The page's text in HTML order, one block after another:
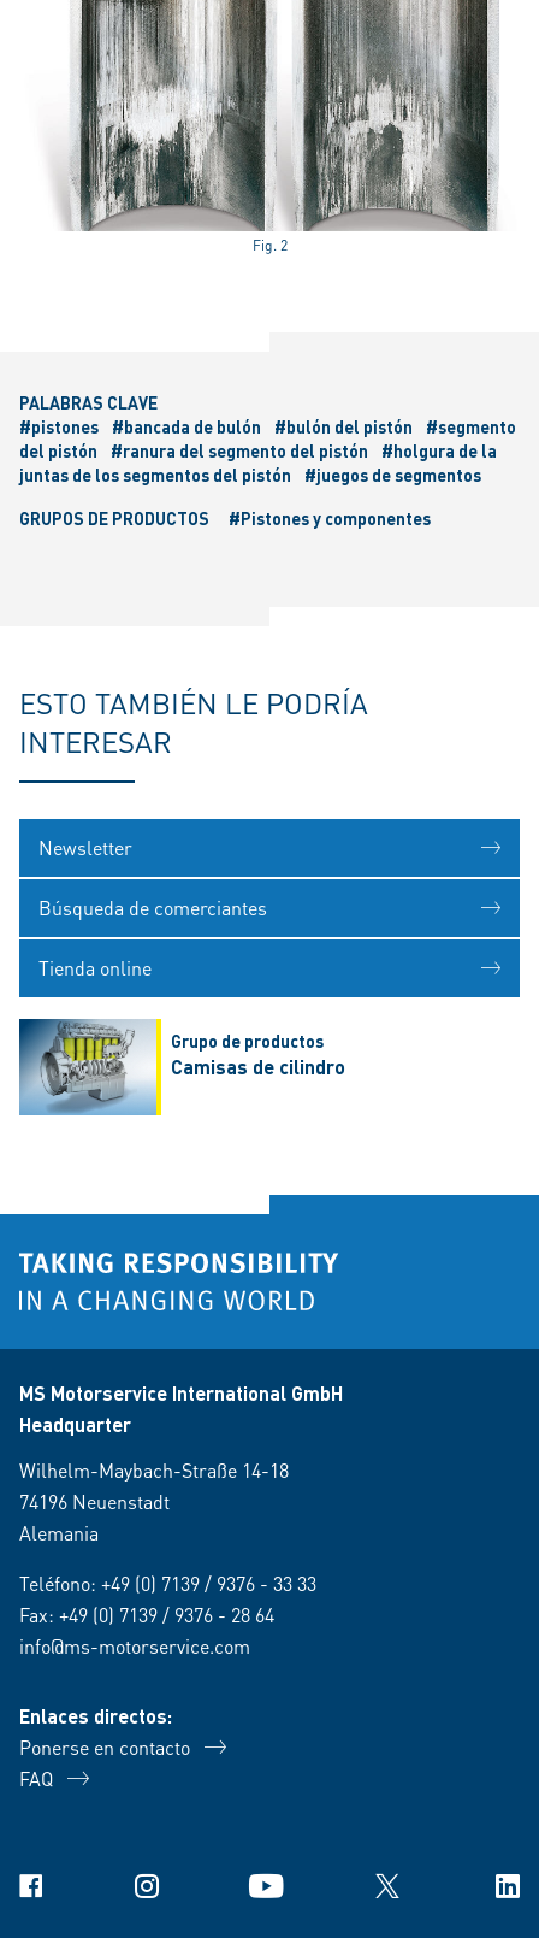
Fig. 2
PALABRAS CLAVE
#pistones
#bancada de bulón #bulón del pistón
#segmento
del pistón
#ranura del segmento del pistón
#holgura de la
juntas de los segmentos del pistón
#juegos de segmentos
GRUPOS DE PRODUCTOS
#Pistones y componentes
ESTO TAMBIÉN LE PODRÍA
INTERESAR
Newsletter
Búsqueda de comerciantes
Tienda online
Grupo de productos
Camisas de cilindro
MS Motorservice International GmbH
Headquarter
Wilhelm-Maybach-Straße 14-18
74196 Neuenstadt
Alemania
Teléfono: +49 (0) 7139 / 9376 - 33 33
Fax: +49 (0) 7139 / 9376 - 28 64
info@ms-motorservice.com
Enlaces directos:
Ponerse en contacto
FAQ
Facebook Instagram YouTube X